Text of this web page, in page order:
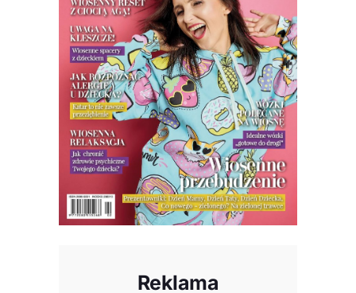
Reklama